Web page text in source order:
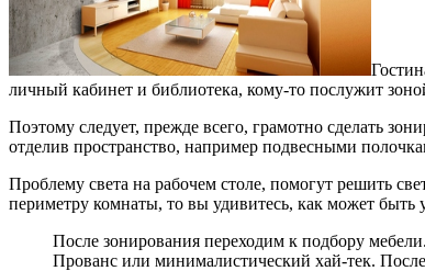
личный кабинет и библиотека, кому-то послужит
Поэтому следует, прежде всего, грамотно сделать
отделив пространство, например подвесными
Проблему света на рабочем столе, помогут решить
периметру комнаты, то вы удивитесь, как может
После зонирования переходим к подбору
Прованс или минималистический хай-тек.